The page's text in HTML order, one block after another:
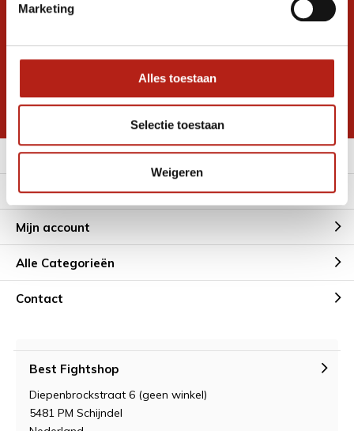
Marketing
Alles toestaan
Selectie toestaan
Weigeren
promoties
* Lees hier de wettelijke beperkingen
Meer informatie
Klantenservice
Mijn account
Alle Categorieën
Contact
Best Fightshop
Diepenbrockstraat 6 (geen winkel)
5481 PM Schijndel